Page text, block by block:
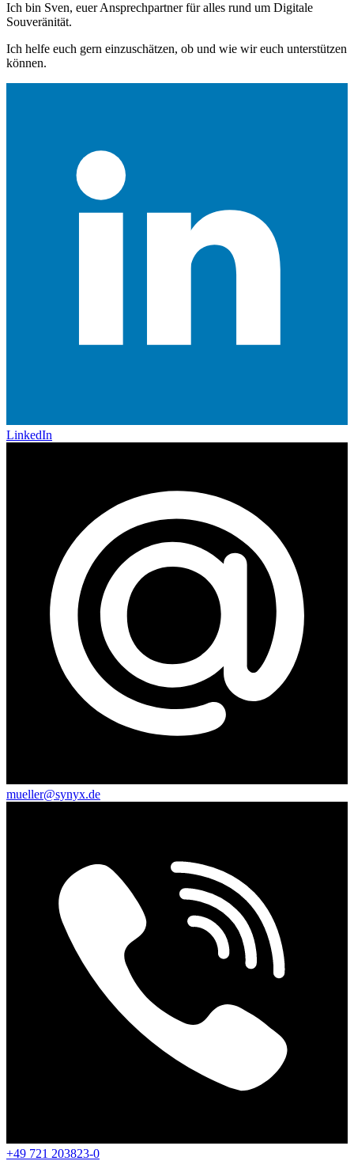
Ich bin Sven, euer Ansprechpartner für alles rund um Digitale
Souveränität.
Ich helfe euch gern einzuschätzen, ob und wie wir euch unterstützen
können.
LinkedIn
mueller@synyx.de
+49 721 203823-0